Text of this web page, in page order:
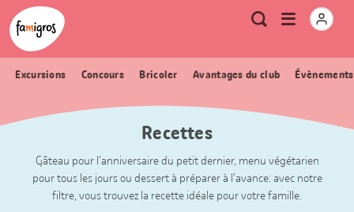
Signets
de
navigation
Header
Logo Métanavigation
RechercheOuvrir
Excursions Concours Bricoler Avantages du club
Recettes
Gâteau pour l’anniversaire du petit dernier, menu végétarien
pour tous les jours ou dessert à préparer à l’avance: avec notre
filtre, vous trouvez la recette idéale pour votre famille.